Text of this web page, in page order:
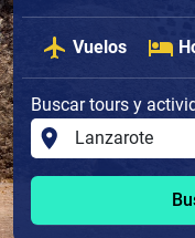
Vuelos
Buscar tours y